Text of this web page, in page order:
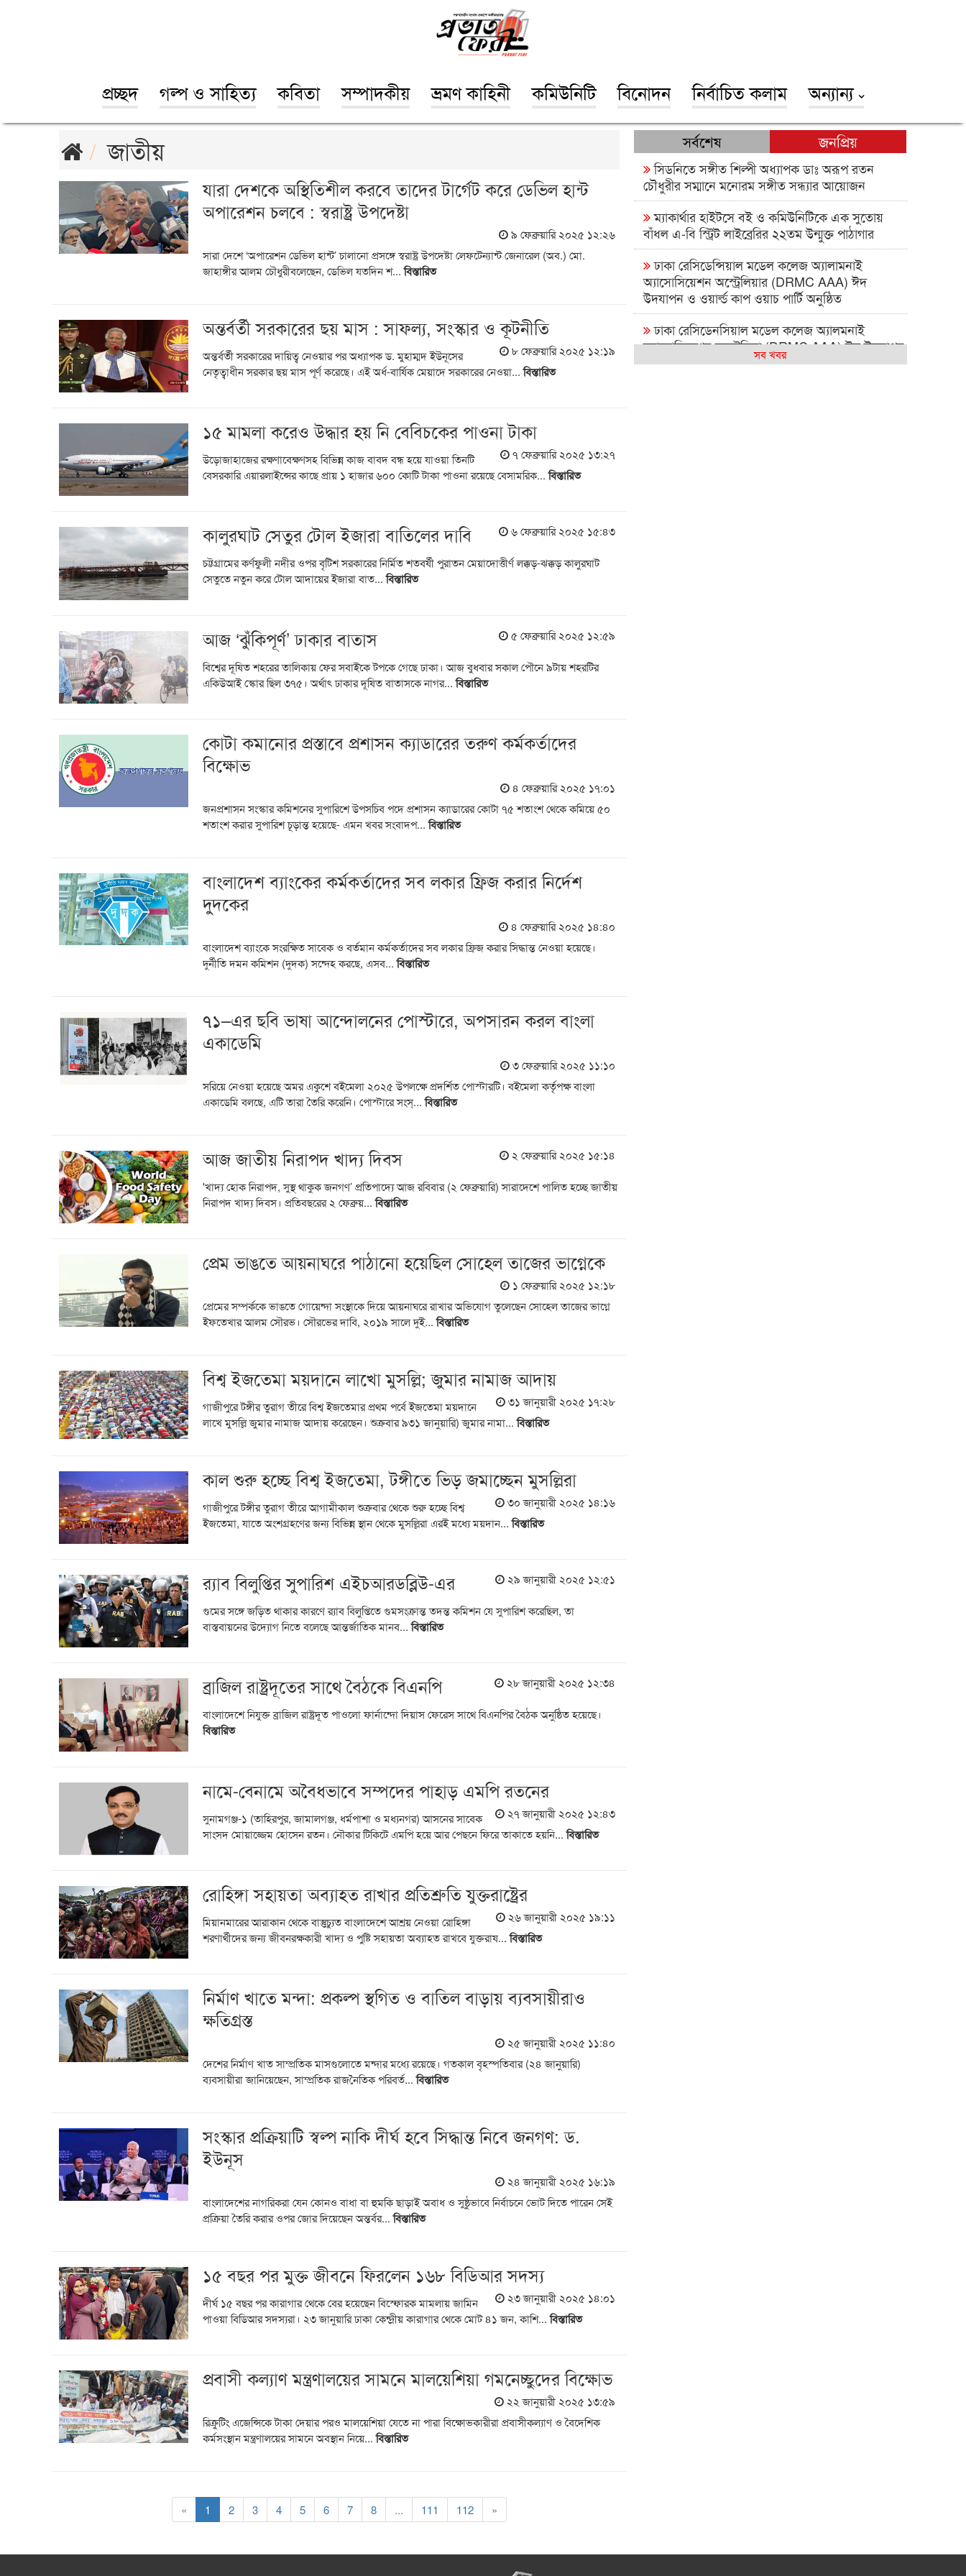
প্রচ্ছদ গল্প ও সাহিত্য কবিতা সম্পাদকীয় ভ্রমণ কাহিনী কমিউনিটি বিনোদন নির্বাচিত কলাম অন্যান্য
জাতীয়
যারা দেশকে অস্থিতিশীল করবে তাদের টার্গেট করে ডেভিল হান্ট
অপারেশন চলবে : স্বরাষ্ট্র উপদেষ্টা
৯ ফেব্রুয়ারি ২০২৫ ১২:২৬
সারা দেশে ‘অপারেশন ডেভিল হান্ট’ চালানো প্রসঙ্গে স্বরাষ্ট্র উপদেষ্টা লেফটেন্যান্ট জেনারেল (অব.) মো.
জাহাঙ্গীর আলম চৌধুরীবলেছেন, ডেভিল যতদিন শ...বিস্তারিত
অন্তর্বর্তী সরকারের ছয় মাস : সাফল্য, সংস্কার ও কূটনীতি
৮ ফেব্রুয়ারি ২০২৫ ১২:১৯
অন্তর্বর্তী সরকারের দায়িত্ব নেওয়ার পর অধ্যাপক ড. মুহাম্মদ ইউনূসের
নেতৃত্বাধীন সরকার ছয় মাস পূর্ণ করেছে। এই অর্ধ-বার্ষিক মেয়াদে সরকারের নেওয়া...বিস্তারিত
১৫ মামলা করেও উদ্ধার হয় নি বেবিচকের পাওনা টাকা
৭ ফেব্রুয়ারি ২০২৫ ১৩:২৭
উড়োজাহাজের রক্ষণাবেক্ষণসহ বিভিন্ন কাজ বাবদ বন্ধ হয়ে যাওয়া তিনটি
বেসরকারি এয়ারলাইন্সের কাছে প্রায় ১ হাজার ৬০০ কোটি টাকা পাওনা রয়েছে বেসামরিক...বিস্তারিত
কালুরঘাট সেতুর টোল ইজারা বাতিলের দাবি ৬ ফেব্রুয়ারি ২০২৫ ১৫:৪৩
চট্টগ্রামের কর্ণফুলী নদীর ওপর বৃটিশ সরকারের নির্মিত শতবর্ষী পুরাতন মেয়াদোত্তীর্ণ লক্কড়-ঝক্কড় কালুরঘাট
সেতুতে নতুন করে টোল আদায়ের ইজারা বাত...বিস্তারিত
আজ ‘ঝুঁকিপূর্ণ’ ঢাকার বাতাস ৫ ফেব্রুয়ারি ২০২৫ ১২:৫৯
বিশ্বের দূষিত শহরের তালিকায় ফের সবাইকে টপকে গেছে ঢাকা। আজ বুধবার সকাল পৌনে ৯টায় শহরটির
একিউআই স্কোর ছিল ৩৭৫। অর্থাৎ ঢাকার দূষিত বাতাসকে নাগর...বিস্তারিত
কোটা কমানোর প্রস্তাবে প্রশাসন ক্যাডারের তরুণ কর্মকর্তাদের
বিক্ষোভ
৪ ফেব্রুয়ারি ২০২৫ ১৭:০১
জনপ্রশাসন সংস্কার কমিশনের সুপারিশে উপসচিব পদে প্রশাসন ক্যাডারের কোটা ৭৫ শতাংশ থেকে কমিয়ে ৫০
শতাংশ করার সুপারিশ চূড়ান্ত হয়েছে- এমন খবর সংবাদপ...বিস্তারিত
বাংলাদেশ ব্যাংকের কর্মকর্তাদের সব লকার ফ্রিজ করার নির্দেশ
দুদকের
৪ ফেব্রুয়ারি ২০২৫ ১৪:৪০
বাংলাদেশ ব্যাংকে সংরক্ষিত সাবেক ও বর্তমান কর্মকর্তাদের সব লকার ফ্রিজ করার সিদ্ধান্ত নেওয়া হয়েছে।
দুর্নীতি দমন কমিশন (দুদক) সন্দেহ করছে, এসব...বিস্তারিত
৭১–এর ছবি ভাষা আন্দোলনের পোস্টারে, অপসারন করল বাংলা
একাডেমি
৩ ফেব্রুয়ারি ২০২৫ ১১:১০
সরিয়ে নেওয়া হয়েছে অমর একুশে বইমেলা ২০২৫ উপলক্ষে প্রদর্শিত পোস্টারটি। বইমেলা কর্তৃপক্ষ বাংলা
একাডেমি বলছে, এটি তারা তৈরি করেনি। পোস্টারে সংস্...বিস্তারিত
আজ জাতীয় নিরাপদ খাদ্য দিবস ২ ফেব্রুয়ারি ২০২৫ ১৫:১৪
'খাদ্য হোক নিরাপদ, সুস্থ থাকুক জনগণ’ প্রতিপাদ্যে আজ রবিবার (২ ফেব্রুয়ারি) সারাদেশে পালিত হচ্ছে জাতীয়
নিরাপদ খাদ্য দিবস। প্রতিবছরের ২ ফেব্রুয়...বিস্তারিত
প্রেম ভাঙতে আয়নাঘরে পাঠানো হয়েছিল সোহেল তাজের ভাগ্নেকে
১ ফেব্রুয়ারি ২০২৫ ১২:১৮
প্রেমের সম্পর্ককে ভাঙতে গোয়েন্দা সংস্থাকে দিয়ে আয়নাঘরে রাখার অভিযোগ তুলেছেন সোহেল তাজের ভাগ্নে
ইফতেখার আলম সৌরভ। সৌরভের দাবি, ২০১৯ সালে দুই...বিস্তারিত
বিশ্ব ইজতেমা ময়দানে লাখো মুসল্লি; জুমার নামাজ আদায়
৩১ জানুয়ারী ২০২৫ ১৭:২৮
গাজীপুরে টঙ্গীর তুরাগ তীরে বিশ্ব ইজতেমার প্রথম পর্বে ইজতেমা ময়দানে
লাখে মুসল্লি জুমার নামাজ আদায় করেছেন। শুক্রবার ৯৩১ জানুয়ারি) জুমার নামা...বিস্তারিত
কাল শুরু হচ্ছে বিশ্ব ইজতেমা, টঙ্গীতে ভিড় জমাচ্ছেন মুসল্লিরা
৩০ জানুয়ারী ২০২৫ ১৪:১৬
গাজীপুরে টঙ্গীর তুরাগ তীরে আগামীকাল শুক্রবার থেকে শুরু হচ্ছে বিশ্ব
ইজতেমা, যাতে অংশগ্রহণের জন্য বিভিন্ন স্থান থেকে মুসল্লিরা এরই মধ্যে ময়দান...বিস্তারিত
র‍্যাব বিলুপ্তির সুপারিশ এইচআরডব্লিউ-এর ২৯ জানুয়ারী ২০২৫ ১২:৫১
গুমের সঙ্গে জড়িত থাকার কারণে র‍্যাব বিলুপ্তিতে গুমসংক্রান্ত তদন্ত কমিশন যে সুপারিশ করেছিল, তা
বাস্তবায়নের উদ্যোগ নিতে বলেছে আন্তর্জাতিক মানব...বিস্তারিত
ব্রাজিল রাষ্ট্রদূতের সাথে বৈঠকে বিএনপি ২৮ জানুয়ারী ২০২৫ ১২:৩৪
বাংলাদেশে নিযুক্ত ব্রাজিল রাষ্ট্রদূত পাওলো ফার্নান্দো দিয়াস ফেরেস সাথে বিএনপির বৈঠক অনুষ্ঠিত হয়েছে।
বিস্তারিত
নামে-বেনামে অবৈধভাবে সম্পদের পাহাড় এমপি রতনের
২৭ জানুয়ারী ২০২৫ ১২:৪৩
সুনামগঞ্জ-১ (তাহিরপুর, জামালগঞ্জ, ধর্মপাশা ও মধ্যনগর) আসনের সাবেক
সাংসদ মোয়াজ্জেম হোসেন রতন। নৌকার টিকিটে এমপি হয়ে আর পেছনে ফিরে তাকাতে হয়নি...বিস্তারিত
রোহিঙ্গা সহায়তা অব্যাহত রাখার প্রতিশ্রুতি যুক্তরাষ্ট্রের
২৬ জানুয়ারী ২০২৫ ১৯:১১
মিয়ানমারের আরাকান থেকে বাস্তুচ্যুত বাংলাদেশে আশ্রয় নেওয়া রোহিঙ্গা
শরণার্থীদের জন্য জীবনরক্ষকারী খাদ্য ও পুষ্টি সহায়তা অব্যাহত রাখবে যুক্তরাষ...বিস্তারিত
নির্মাণ খাতে মন্দা: প্রকল্প স্থগিত ও বাতিল বাড়ায় ব্যবসায়ীরাও
ক্ষতিগ্রস্ত
২৫ জানুয়ারী ২০২৫ ১১:৪০
দেশের নির্মাণ খাত সাম্প্রতিক মাসগুলোতে মন্দার মধ্যে রয়েছে। গতকাল বৃহস্পতিবার (২৪ জানুয়ারি)
ব্যবসায়ীরা জানিয়েছেন, সাম্প্রতিক রাজনৈতিক পরিবর্ত...বিস্তারিত
সংস্কার প্রক্রিয়াটি স্বল্প নাকি দীর্ঘ হবে সিদ্ধান্ত নিবে জনগণ: ড.
ইউনূস
২৪ জানুয়ারী ২০২৫ ১৬:১৯
বাংলাদেশের নাগরিকরা যেন কোনও বাধা বা হুমকি ছাড়াই অবাধ ও সুষ্ঠুভাবে নির্বাচনে ভোট দিতে পারেন সেই
প্রক্রিয়া তৈরি করার ওপর জোর দিয়েছেন অন্তর্বর...বিস্তারিত
১৫ বছর পর মুক্ত জীবনে ফিরলেন ১৬৮ বিডিআর সদস্য
২৩ জানুয়ারী ২০২৫ ১৪:০১
দীর্ঘ ১৫ বছর পর কারাগার থেকে বের হয়েছেন বিস্ফোরক মামলায় জামিন
পাওয়া বিডিআর সদস্যরা। ২৩ জানুয়ারি ঢাকা কেন্দ্রীয় কারাগার থেকে মোট ৪১ জন, কাশি...বিস্তারিত
প্রবাসী কল্যাণ মন্ত্রণালয়ের সামনে মালয়েশিয়া গমনেচ্ছুদের বিক্ষোভ
২২ জানুয়ারী ২০২৫ ১৩:৫৯
রিক্রুটিং এজেন্সিকে টাকা দেয়ার পরও মালয়েশিয়া যেতে না পারা বিক্ষোভকারীরা প্রবাসীকল্যাণ ও বৈদেশিক
কর্মসংস্থান মন্ত্রণালয়ের সামনে অবস্থান নিয়ে...বিস্তারিত
« 1 2 3 4 5 6 7 8 ... 111 112 »
সর্বশেষ জনপ্রিয়
সিডনিতে সঙ্গীত শিল্পী অধ্যাপক ডাঃ অরূপ রতন
চৌধুরীর সম্মানে মনোরম সঙ্গীত সন্ধ্যার আয়োজন
ম্যাকার্থার হাইটসে বই ও কমিউনিটিকে এক সুতোয়
বাঁধল এ-বি স্ট্রিট লাইব্রেরির ২২তম উন্মুক্ত পাঠাগার
ঢাকা রেসিডেন্সিয়াল মডেল কলেজ অ্যালামনাই
অ্যাসোসিয়েশন অস্ট্রেলিয়ার (DRMC AAA) ঈদ
উদযাপন ও ওয়ার্ল্ড কাপ ওয়াচ পার্টি অনুষ্ঠিত
ঢাকা রেসিডেনসিয়াল মডেল কলেজ অ্যালমনাই
অ্যাসোসিয়েশন অস্ট্রেলিয়া (DRMC AAA) ঈদ উদযাপন
এবং বিশ্বকাপ ম্যাচ দেখার আসর ২০২৬
সব খবর